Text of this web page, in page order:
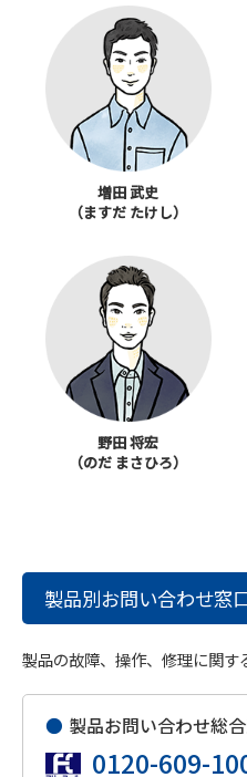
増田 武史
（ますだ たけし）
野田 将宏
（のだ まさひろ）
製品別お問い合わせ窓
製品の故障、操作、修理に関す
● 製品お問い合わせ総
0120-609-